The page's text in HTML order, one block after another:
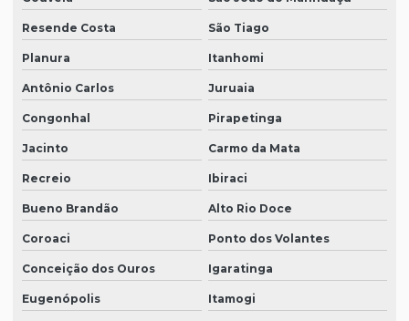
Resende Costa São Tiago
Planura Itanhomi
Antônio Carlos Juruaia
Congonhal Pirapetinga
Jacinto Carmo da Mata
Recreio Ibiraci
Bueno Brandão Alto Rio Doce
Coroaci Ponto dos Volantes
Conceição dos Ouros Igaratinga
Eugenópolis Itamogi